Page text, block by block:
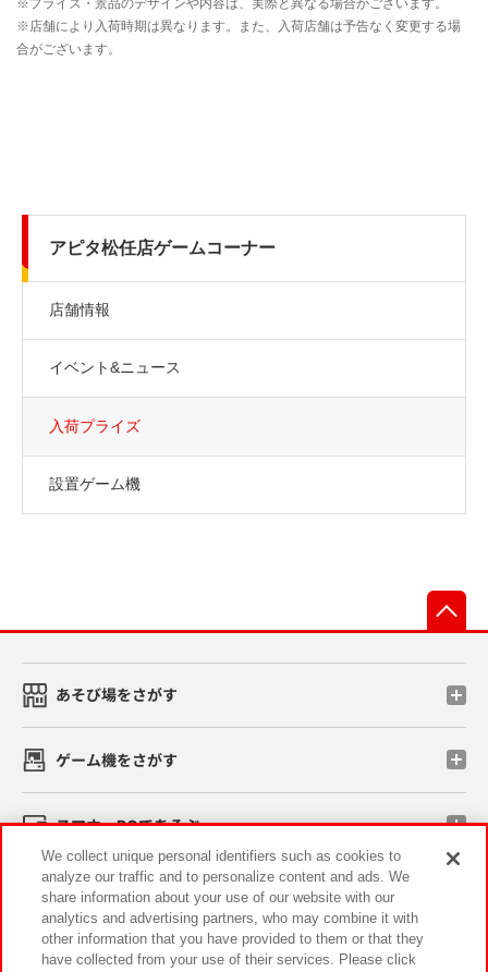
アピタ松任店ゲームコーナー
店舗情報
イベント&ニュース
入荷プライズ
設置ゲーム機
あそび場をさがす
ゲーム機をさがす
スマホ・PCであそぶ
イベント・キャンペーン
We collect unique personal identifiers such as cookies to
analyze our traffic and to personalize content and ads. We
share information about your use of our website with our
analytics and advertising partners, who may combine it with
other information that you have provided to them or that they
have collected from your use of their services. Please click